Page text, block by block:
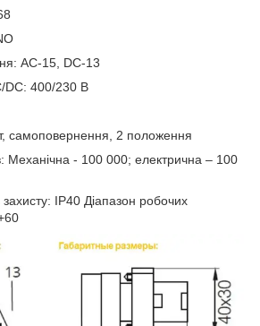
AC-15, DC-13
DC: 400/230 В
самоповернення, 2 положення
Механічна - 100 000; електрична – 100
IP40 Діапазон робочих